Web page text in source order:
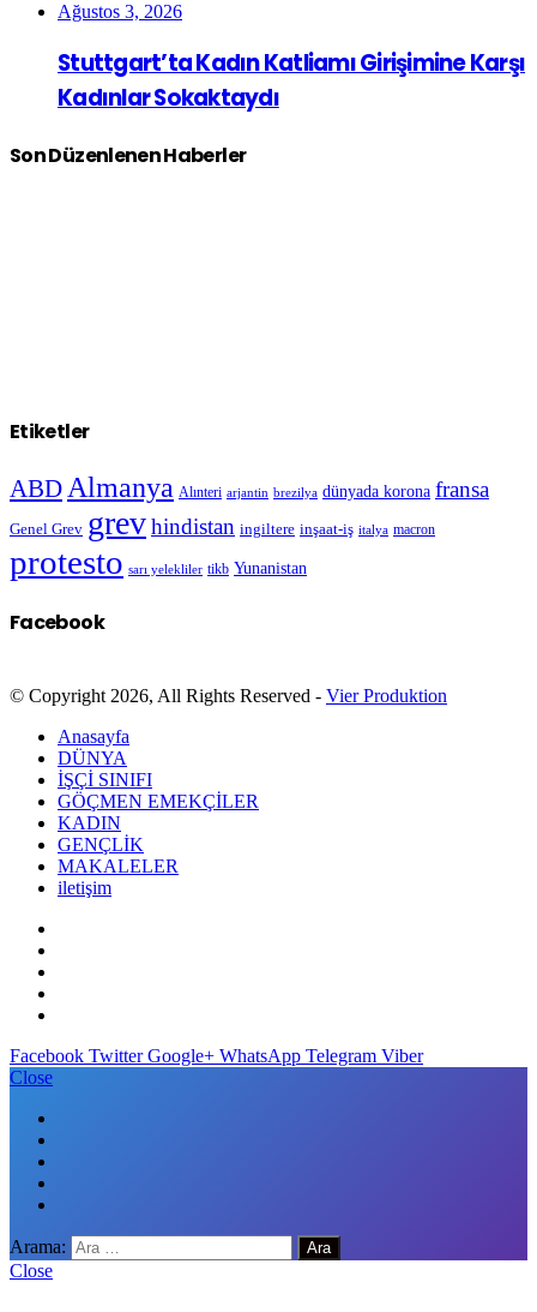
Ağustos 3, 2026
Stuttgart’ta Kadın Katliamı Girişimine Karşı
Kadınlar Sokaktaydı
Son Düzenlenen Haberler
Etiketler
ABD Almanya Alınteri arjantin brezilya dünyada korona fransa
Genel Grev grevhindistan ingiltere inşaat-iş italya macron
protesto sarı yelekliler tikb Yunanistan
Facebook
© Copyright 2026, All Rights Reserved - Vier Produktion
Anasayfa
DÜNYA
İŞÇİ SINIFI
GÖÇMEN EMEKÇİLER
KADIN
GENÇLİK
MAKALELER
iletişim
Facebook Twitter Google+ WhatsApp Telegram Viber
Close
Arama:
Close